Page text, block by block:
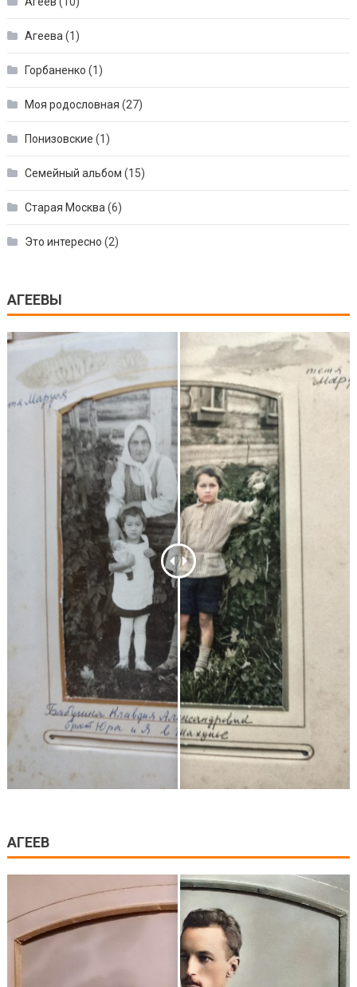
Агеева (1)
Горбаненко (1)
Моя родословная (27)
Понизовские (1)
Семейный альбом (15)
Старая Москва (6)
Это интересно (2)
АГЕЕВЫ
АГЕЕВ